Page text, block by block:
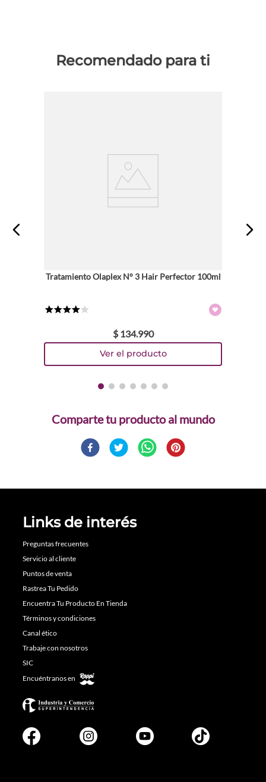
Recomendado para ti
Tratamiento Olaplex N° 3 Hair Perfector 100ml
$ 134.990
Comparte
Links de interés
Preguntas frecuentes
Servicio al cliente
Puntos de venta
Rastrea Tu Pedido
Encuentra Tu Producto En Tienda
Términos y condiciones
Canal ético
Trabaje con nosotros
SIC
Encuéntranos en